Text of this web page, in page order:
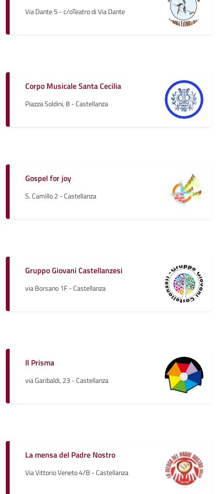
Via Dante 5 - c/oTeatro di Via Dante
Corpo Musicale Santa Cecilia
Piazza Soldini, 8 - Castellanza
Gospel for joy
S. Camillo 2 - Castellanza
Gruppo Giovani Castellanzesi
via Borsano 1F - Castellanza
Il Prisma
via Garibaldi, 23 - Castellanza
La mensa del Padre Nostro
Via Vittorio Veneto 4/B - Castellanza